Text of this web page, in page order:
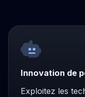
Innovation de
Exploitez les